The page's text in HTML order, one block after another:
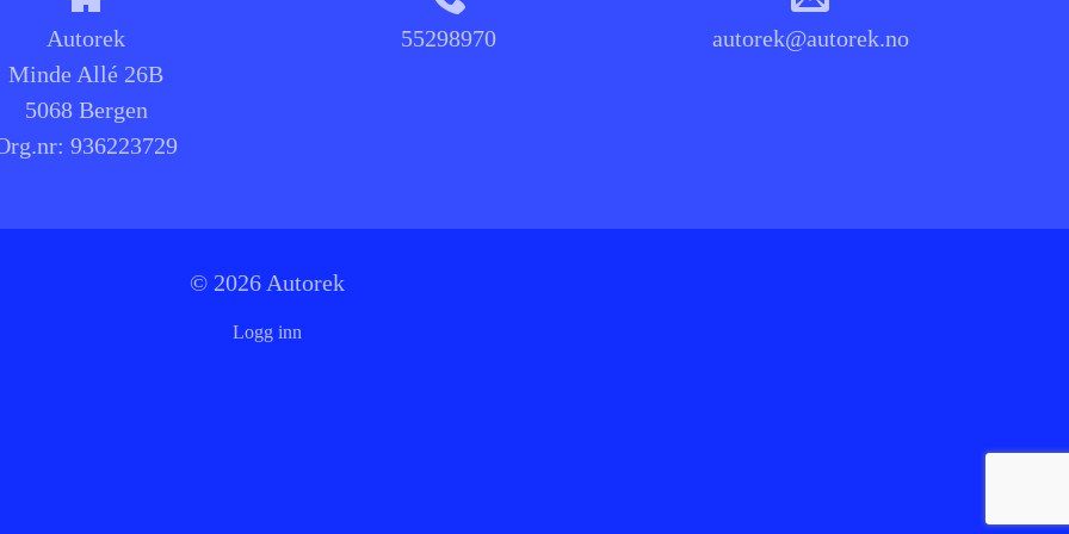
Autorek
Minde Allé 26B
5068 Bergen
936223729
55298970 autorek@autorek.no
© 2026 Autorek
Logg inn